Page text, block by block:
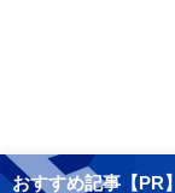
おすすめ記事【PR】